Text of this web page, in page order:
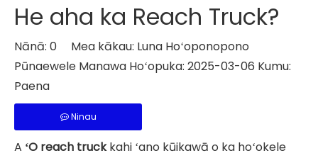
He aha ka Reach Truck?
Nānā: 0 Mea kākau: Luna Hoʻoponopono
Pūnaewele Manawa Hoʻopuka: 2025-03-06 Kumu:
Paena
Ninau
A ʻO reach truckkahi ʻano kūikawā o ka hoʻokele